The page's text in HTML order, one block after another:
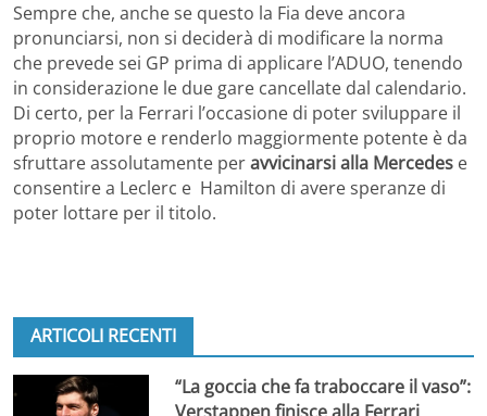
Sempre che, anche se questo la Fia deve ancora
pronunciarsi, non si deciderà di modificare la norma
che prevede sei GP prima di applicare l’ADUO, tenendo
in considerazione le due gare cancellate dal calendario.
Di certo, per la Ferrari l’occasione di poter sviluppare il
proprio motore e renderlo maggiormente potente è da
sfruttare assolutamente peravvicinarsi alla Mercedes e
consentire a Leclerc e Hamilton di avere speranze di
poter lottare per il titolo.
ARTICOLI RECENTI
“La goccia che fa traboccare il vaso”: